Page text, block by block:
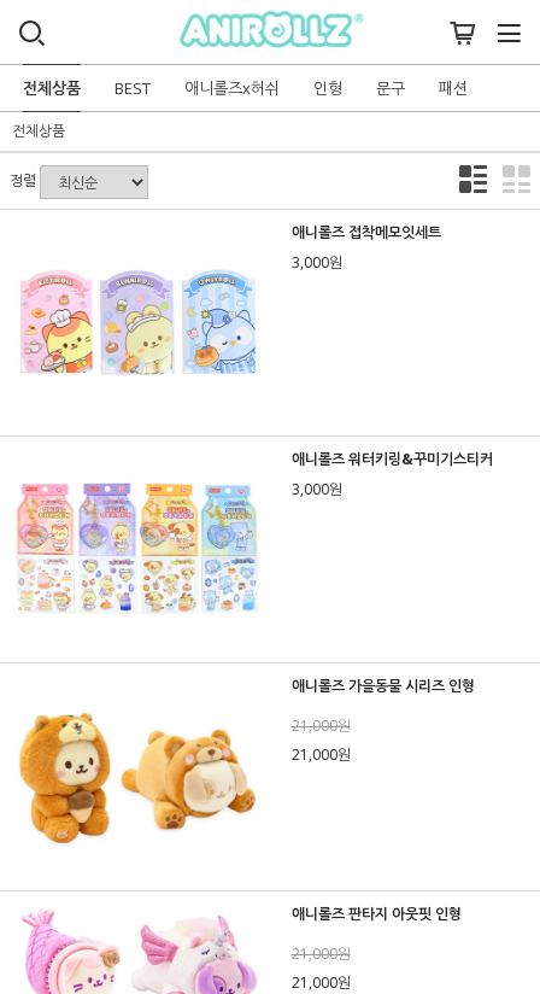
전체상품 BEST 애니롤즈x허쉬 인형 문구 패션
전체상품
정렬
애니롤즈 접착메모잇세트
3,000원
애니롤즈 워터키링&꾸미기스티커
3,000원
애니롤즈 가을동물 시리즈 인형
21,000원
21,000원
애니롤즈 판타지 아웃핏 인형
21,000원
21,000원